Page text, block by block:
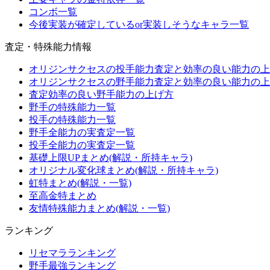
コンボ一覧
今後実装が確定しているor実装しそうなキャラ一覧
査定・特殊能力情報
オリジンサクセスの投手能力査定と効率の良い能力の
オリジンサクセスの野手能力査定と効率の良い能力の
査定効率の良い野手能力の上げ方
野手の特殊能力一覧
投手の特殊能力一覧
野手全能力の実査定一覧
投手全能力の実査定一覧
基礎上限UPまとめ(解説・所持キャラ)
オリジナル変化球まとめ(解説・所持キャラ)
虹特まとめ(解説・一覧)
至高金特まとめ
友情特殊能力まとめ(解説・一覧)
ランキング
リセマラランキング
野手最強ランキング